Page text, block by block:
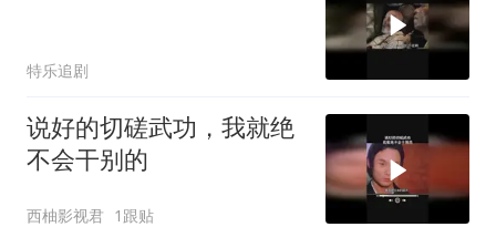
特乐追剧
说好的切磋武功，我就绝
不会干别的
西柚影视君 1跟贴